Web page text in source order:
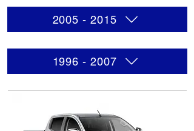
2005 - 2015
1996 - 2007